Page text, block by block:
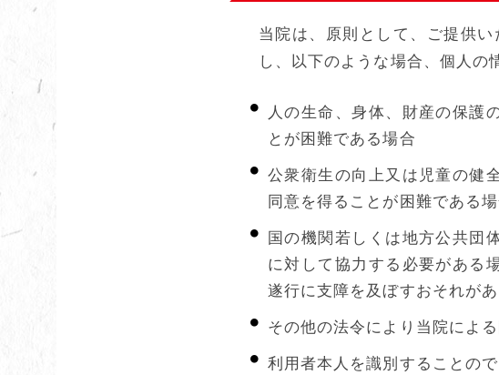
当院は、原則として、ご提供
し、以下のような場合、個人の
人の生命、身体、財産の保護
とが困難である場合
公衆衛生の向上又は児童の健
同意を得ることが困難である
国の機関若しくは地方公共団
に対して協力する必要がある
遂行に支障を及ぼすおそれが
その他の法令により当院によ
利用者本人を識別することの